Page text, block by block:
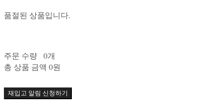
품절된 상품입니다.
주문 수량
0개
총 상품 금액 0원
재입고 알림 신청하기